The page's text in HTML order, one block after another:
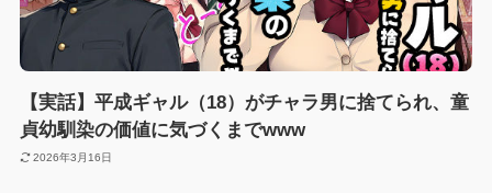
【実話】平成ギャル（18）がチャラ男に捨てられ、童
貞幼馴染の価値に気づくまでwww
2026年3月16日